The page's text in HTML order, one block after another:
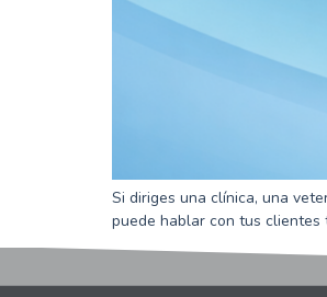
Si diriges una clínica, una
puede hablar con tus clientes